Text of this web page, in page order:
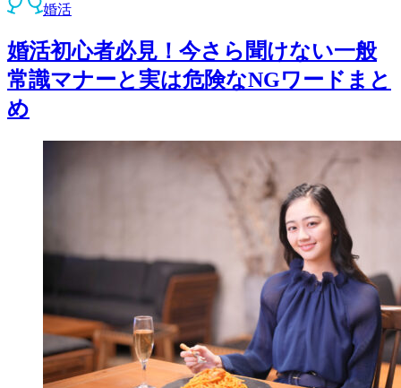
婚活
婚活初心者必見！今さら聞けない一般
常識マナーと実は危険なNGワードまと
め